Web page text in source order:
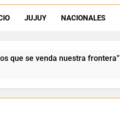
La frontera se
JUJUY NACIONALES
Día